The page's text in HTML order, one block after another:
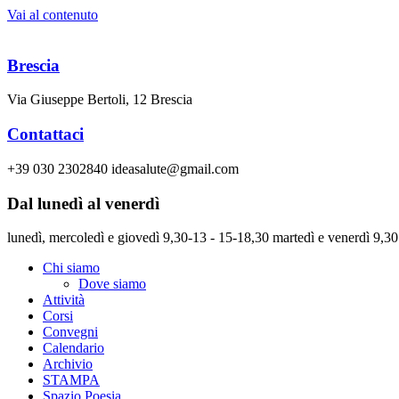
Vai al contenuto
Brescia
Via Giuseppe Bertoli, 12 Brescia
Contattaci
+39 030 2302840 ideasalute@gmail.com
Dal lunedì al venerdì
lunedì, mercoledì e giovedì 9,30-13 - 15-18,30 martedì e venerdì
Chi siamo
Dove siamo
Attività
Corsi
Convegni
Calendario
Archivio
STAMPA